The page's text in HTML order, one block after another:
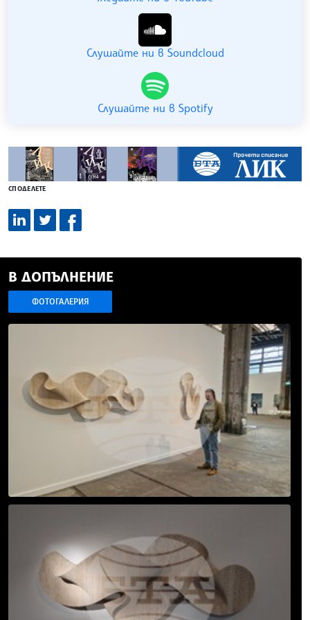
Слушайте ни в Soundcloud
Слушайте ни в Spotify
СПОДЕЛЕТЕ
В ДОПЪЛНЕНИЕ
ФОТОГАЛЕРИЯ